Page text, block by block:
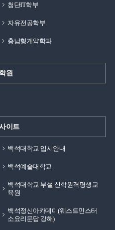
첨단IT학부
자유전공학부
충남형계약학과
원
이트
백석대학교 입시안내
백석예술대학교
백석대학교 부설 신학원격평생교
육원
백석정신아카데미(웨스트민스터
소요리문답 강해)